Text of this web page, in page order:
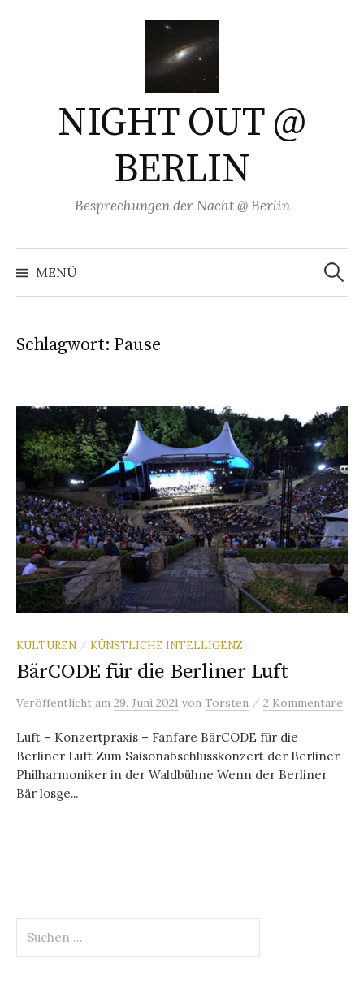
NIGHT OUT @
BERLIN
Besprechungen der Nacht @ Berlin
MENÜ
Suchen
nach:
Schlagwort: Pause
KULTUREN / KÜNSTLICHE INTELLIGENZ
BärCODE für die Berliner Luft
Veröffentlicht am 29. Juni 2021 von Torsten / 2 Kommentare
Luft – Konzertpraxis – Fanfare BärCODE für die
Berliner Luft Zum Saisonabschlusskonzert der Berliner
Philharmoniker in der Waldbühne Wenn der Berliner
Bär losge...
nach: